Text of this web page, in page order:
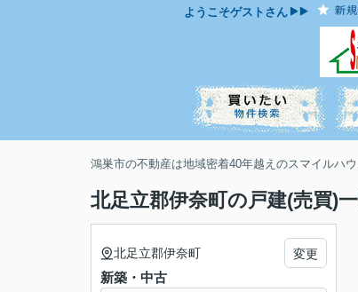
ようこそゲスト さん
鴻巣市の不動産は地域密着40年越えのスマイルハ
北足立郡伊奈町の戸建(売買)
北足立郡伊奈町 変更
新築・中古